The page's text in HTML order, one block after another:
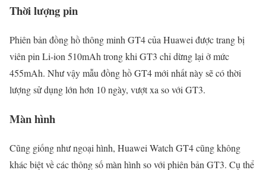
Thời lượng pin
Phiên bản đồng hồ thông minh GT4 của Huawei được trang bị
viên pin Li-ion 510mAh trong khi GT3 chỉ dừng lại ở mức
455mAh. Như vậy mẫu đồng hồ GT4 mới nhất này sẽ có thời
lượng sử dụng lớn hơn 10 ngày, vượt xa so với GT3.
Màn hình
Cũng giống như ngoại hình, Huawei Watch GT4 cũng không
khác biệt về các thông số màn hình so với phiên bản GT3. Cụ thể